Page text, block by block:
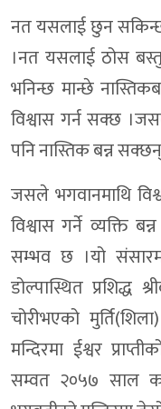
नत यसलाई छुन
।नत यसलाई ठोस
भनिन्छ मान्छे
विश्वास गर्न सक्छ
पनि नास्तिक बन्न
जसले भगवानमाथि
विश्वास गर्ने व्यक्ति
सम्भव छ ।यो
डोल्पास्थित प्रशिद्ध
चोरीभएको
मन्दिरमा ईश्वर
सम्वत २०५७ साल